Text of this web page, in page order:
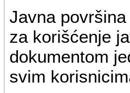
Javna
za korišćenje
dokumentom
svim